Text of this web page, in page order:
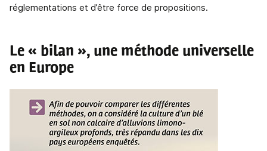
réglementations et d’être force de propositions.
Le « bilan », une méthode universelle
en Europe